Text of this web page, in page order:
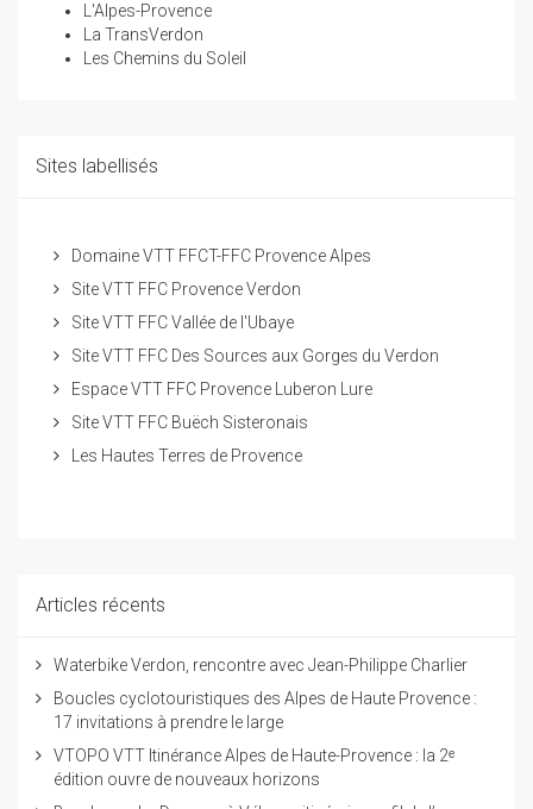
L'Alpes-Provence
La TransVerdon
Les Chemins du Soleil
Sites labellisés
Domaine VTT FFCT-FFC Provence Alpes
Site VTT FFC Provence Verdon
Site VTT FFC Vallée de l'Ubaye
Site VTT FFC Des Sources aux Gorges du Verdon
Espace VTT FFC Provence Luberon Lure
Site VTT FFC Buëch Sisteronais
Les Hautes Terres de Provence
Articles récents
Waterbike Verdon, rencontre avec Jean-Philippe Charlier
Boucles cyclotouristiques des Alpes de Haute Provence :
17 invitations à prendre le large
VTOPO VTT Itinérance Alpes de Haute-Provence : la 2ᵉ
édition ouvre de nouveaux horizons